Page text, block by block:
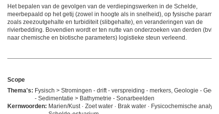
Het bepalen van de gevolgen van de verdiepingswerken in de Schelde,
meerbepaald op het getij (zowel in hoogte als in snelheid), op fysische
zoals zeezoutgehalte en turbiditeit (slibgehalte), en veranderingen van de
rivierbedding. Bovendien wordt er ten nutte van onderzoeken van derden (bvb.
naar chemische en biotische parameters) logistieke steun verleend.
Scope
Thema's: Fysisch > Stromingen - drift - verspreiding - merkers, Geologie -
- Sedimentatie > Bathymetrie - Sonarbeelden
Kernwoorden: Marien/Kust · Zoet water · Brak water · Fysicochemische